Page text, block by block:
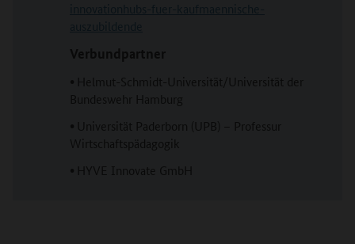
Verbundpartner
• Helmut-Schmidt-Universität/Universität der
Bundeswehr Hamburg
• Universität Paderborn (UPB) – Professur
Wirtschaftspädagogik
• HYVE Innovate GmbH